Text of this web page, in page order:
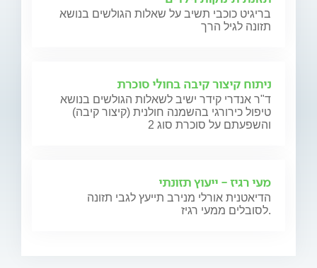
בריגיט כוכבי תשיב על שאלות הגולשים בנושא
תזונה לגיל הרך
ניתוח קיצור קיבה בחולי סוכרת
ד"ר אנדרי קידר ישיב לשאלות הגולשים בנושא
טיפול כירורגי בהשמנה חולנית (קיצור קיבה)
והשפעתם על סוכרת סוג 2
מעי רגיז - ייעוץ תזונתי
הדיאטנית אורלי מנירב תייעץ לגבי תזונה
לסובלים ממעי רגיז.